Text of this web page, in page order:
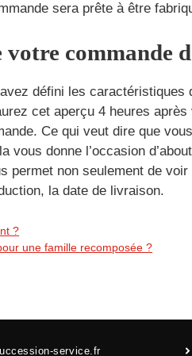
sera prête à être
commande
défini les
cet aperçu 4 heures
Ce qui veut dire que
vous donne l’occasion
permet non seulement de
la date de livraison.
?
une famille recomposée ?
service.fr